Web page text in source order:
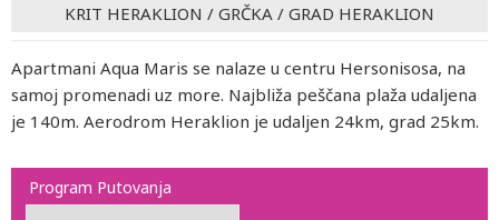
KRIT HERAKLION / GRČKA / GRAD HERAKLION
Apartmani Aqua Maris se nalaze u centru Hersonisosa, na
samoj promenadi uz more. Najbliža peščana plaža udaljena
je 140m. Aerodrom Heraklion je udaljen 24km, grad 25km.
Program Putovanja